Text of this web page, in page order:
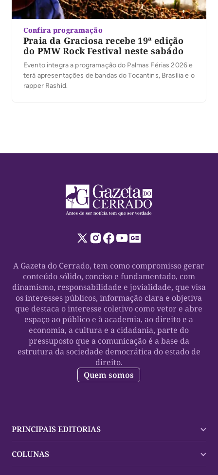
Confira programação
Praia da Graciosa recebe 19ª edição
do PMW Rock Festival neste sabádo
Evento integra a programação do Palmas Férias 2026 e
terá apresentações de bandas do Tocantins, Brasília e o
rapper Rashid.
A Gazeta do Cerrado, tem como compromisso gerar
conteúdo sólido, conciso e fundamentado, com
dinamismo, responsabilidade e jovialidade, que visa
os interesses públicos, informação clara e objetiva
que destaca o interesse coletivo como vetor e abre
espaço ao público e à academia, ao direito e a
economia, a cultura e a cidadania, parte do
pressuposto que a comunicação é a base da
estrutura da sociedade democrática do estado de
direito.
Quem somos
PRINCIPAIS EDITORIAS
Palmas
COLUNAS